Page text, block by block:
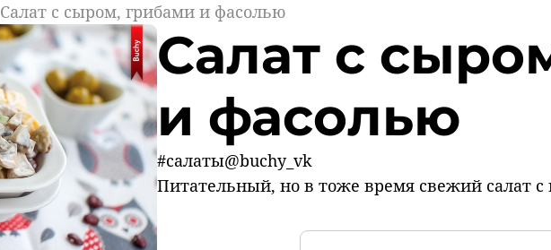
Салат с сыром, грибами и фасолью
Салат с
и фасолью
#салаты@buchy_vk
Питательный, но в тоже время свежий салат с